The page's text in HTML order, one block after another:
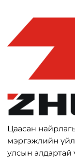
Цаасан
мэргэжлийн
улсын алдартай